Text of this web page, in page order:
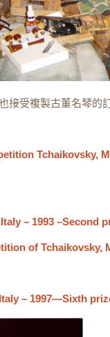
接受複製古董名琴的
Tchaikovsky,
– 1993 –Second
of Tchaikovsky,
– 1997—Sixth